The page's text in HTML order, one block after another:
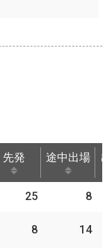
先発 途中出場
途中出場
25 8
8 14